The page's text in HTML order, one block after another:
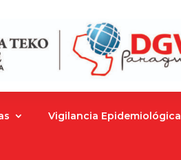
Vigilancia Epidemiológica